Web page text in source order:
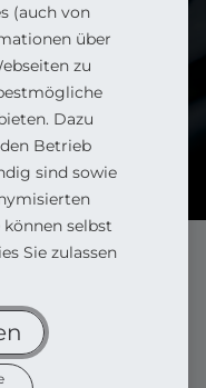
über das
E-Bike von
gemütlich
S
(auch von
über
zu
Dazu
Betrieb
sind sowie
können selbst
Sie zulassen